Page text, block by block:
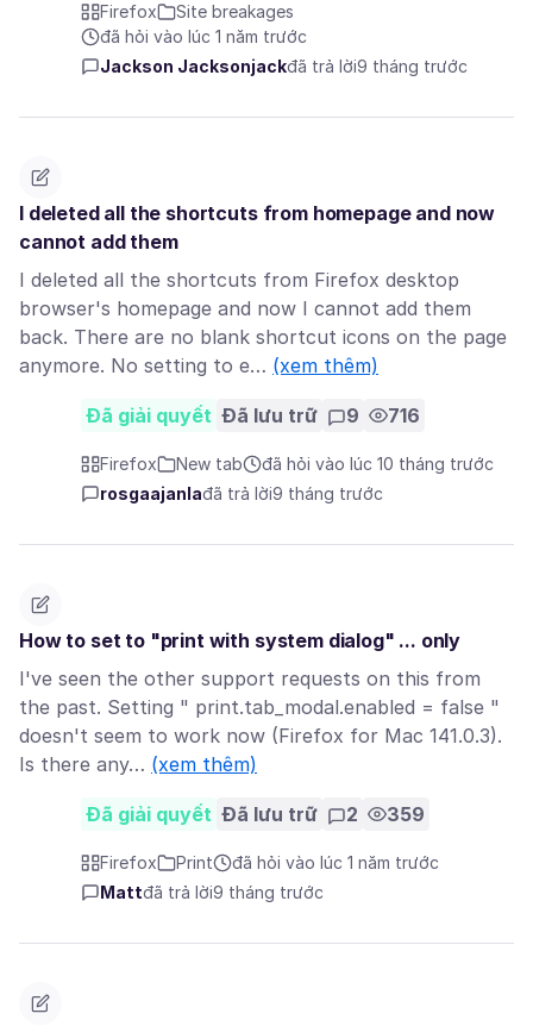
Firefox
Site breakages
đã hỏi vào lúc 1 năm trước
Jackson Jacksonjackđã trả lời9 tháng trước
I deleted all the shortcuts from homepage and now
cannot add them
I deleted all the shortcuts from Firefox desktop
browser's homepage and now I cannot add them
back. There are no blank shortcut icons on the page
anymore. No setting to e… (xem thêm)
Đã giải quyết Đã lưu trữ 9 716
Firefox New tab
đã hỏi vào lúc 10 tháng trước
rosgaajanlađã trả lời9 tháng trước
How to set to "print with system dialog" ... only
I've seen the other support requests on this from
the past. Setting " print.tab_modal.enabled = false "
doesn't seem to work now (Firefox for Mac 141.0.3).
Is there any… (xem thêm)
Đã giải quyết Đã lưu trữ 2 359
Firefox Print
đã hỏi vào lúc 1 năm trước
Mattđã trả lời9 tháng trước